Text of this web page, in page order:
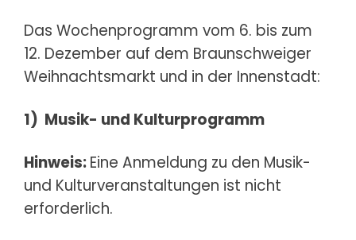
Das Wochenprogramm vom 6. bis zum
12. Dezember auf dem Braunschweiger
Weihnachtsmarkt und in der Innenstadt:
1) Musik- und Kulturprogramm
Hinweis:Eine Anmeldung zu den Musik-
und Kulturveranstaltungen ist nicht
erforderlich.